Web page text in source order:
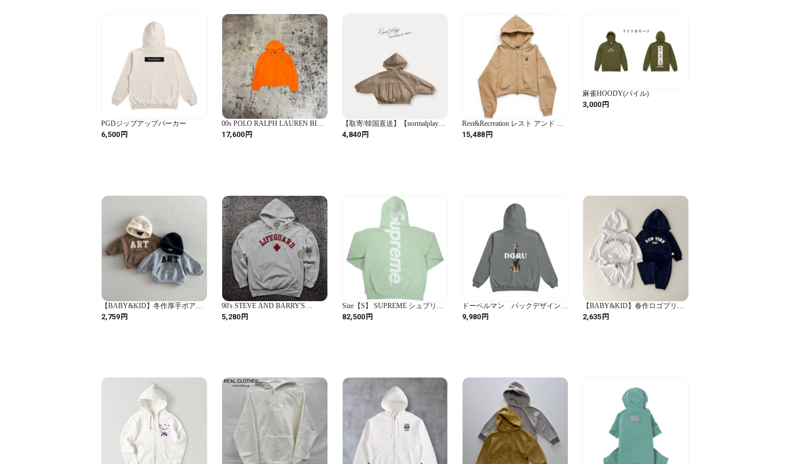
PGDジップアップパーカー
6,500円
00s POLO RALPH LAUREN BIG
PONY ZIP UP HOODIE
17,600円
【取寄/韓国直送】【normalplay】
ドーブシャーリングジップアップ
｜秋服｜韓国子供服
4,840円
Rest&Recreation レスト アンド レ
クリエーション 韓国ブランド ジ
ップパーカー フーディー ベージ
15,488円
麻雀HOODY(パイル)
3,000円
【BABY&KID】冬作厚手ボア帽
子付きスウェットセット
2,759円
90's STEVE AND BARRY'S
reverseweave crush Parker
5,280円
Size【S】 SUPREME シュプリー
ム 22AW Satin Applique Hooded
Sweatshirt Mint スウェットパーカ
82,500円
ドーベルマン バックデザインジ
ップパーカー
9,980円
【BABY&KID】春作ロゴプリン
トフーディーセット
2,635円